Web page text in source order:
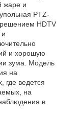
жаре и
PTZ-
HDTV
и хорошую
зума. Модель
на
где ведется
на
в